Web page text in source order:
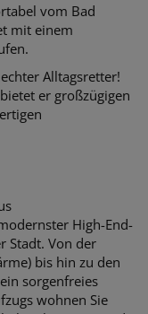
vom Bad
mit einem
Alltagsretter!
er großzügigen
High-End-
Stadt. Von der
bis hin zu den
sorgenfreies
wohnen Sie